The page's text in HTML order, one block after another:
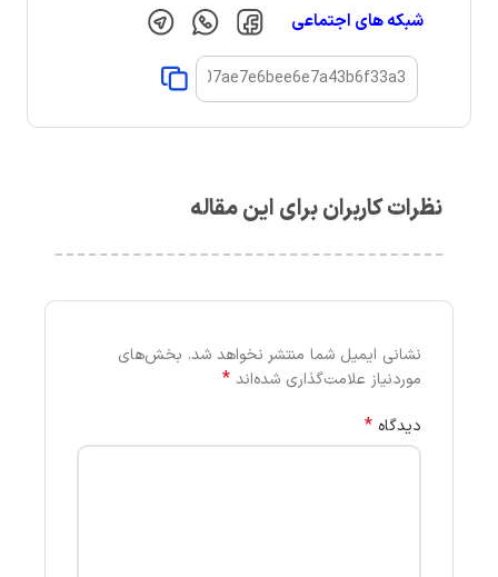
شبکه های اجتماعی
نظرات کاربران برای این مقاله
نشانی ایمیل شما منتشر نخواهد شد. بخش‌های
موردنیاز علامت‌گذاری شده‌اند *
دیدگاه *